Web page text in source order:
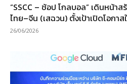
“SSCC – ช้อป โกลบอล” เดินหน้าส
ไทย–จีน (เสฉวน) ตั้งเป้าเปิดโอกา
26/06/2026